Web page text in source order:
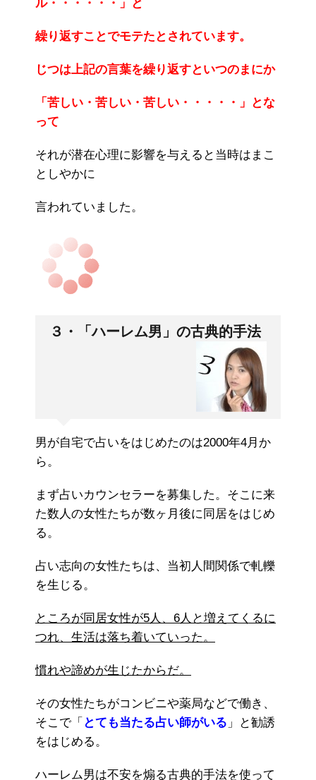
ル・・・・・・」と
繰り返すことでモテたとされています。
じつは上記の言葉を繰り返すといつのまにか
「苦しい・苦しい・苦しい・・・・・」とな
って
それが潜在心理に影響を与えると当時はまこ
としやかに
言われていました。
３・「ハーレム男」の古典的手法
男が自宅で占いをはじめたのは2000年4月か
ら。
まず占いカウンセラーを募集した。そこに来
た数人の女性たちが数ヶ月後に同居をはじめ
る。
占い志向の女性たちは、当初人間関係で軋轢
を生じる。
ところが同居女性が5人、6人と増えてくるに
つれ、生活は落ち着いていった。
慣れや諦めが生じたからだ。
その女性たちがコンビニや薬局などで働き、
そこで「 とても当たる占い師がいる 」と勧誘
をはじめる。
ハーレム男は不安を煽る古典的手法を使って